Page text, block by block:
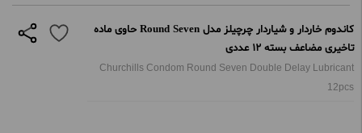
کاندوم خاردار و شیاردار چرچیلز مدل Round Seven حاوی ماده
تاخیری مضاعف بسته 12 عددی
Churchills Condom Round Seven Double Delay Lubricant
12pcs